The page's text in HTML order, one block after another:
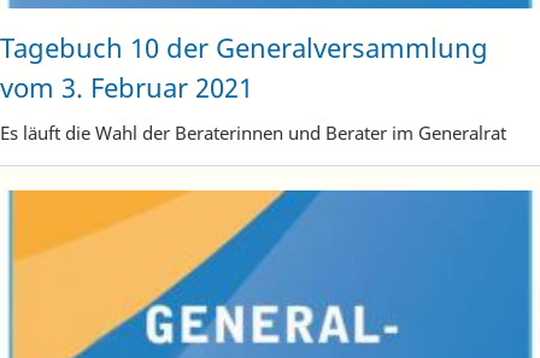
Tagebuch 10 der Generalversammlung
vom 3. Februar 2021
Es läuft die Wahl der Beraterinnen und Berater im Generalrat